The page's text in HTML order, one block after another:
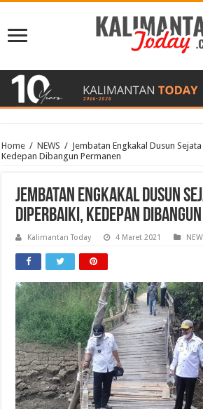
Home / NEWS / Jembatan Engkakal Dusun
Kedepan Dibangun Permanen
Jembatan Engkakal Dusun
Diperbaiki, Kedepan
Kalimantan Today 4 Maret 2021